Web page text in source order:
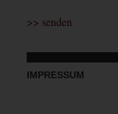
IMPRESSUM